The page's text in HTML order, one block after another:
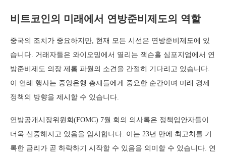
비트코인의 미래에서 연방준비제도의 역할
중국의 조치가 중요하지만, 현재 모든 시선은 연방준비제도에 있
습니다. 거래자들은 와이오밍에서 열리는 잭슨홀 심포지엄에서 연
방준비제도 의장 제롬 파월의 소견을 간절히 기다리고 있습니다.
이 연례 행사는 중앙은행 총재들에게 중요한 순간이며 미래 경제
정책의 방향을 제시할 수 있습니다.
연방공개시장위원회(FOMC) 7월 회의 의사록은 정책입안자들이
더욱 신중해지고 있음을 암시합니다. 이는 23년 만에 최고치를 기
록한 금리가 곧 하락하기 시작할 수 있음을 의미할 수 있습니다. 연